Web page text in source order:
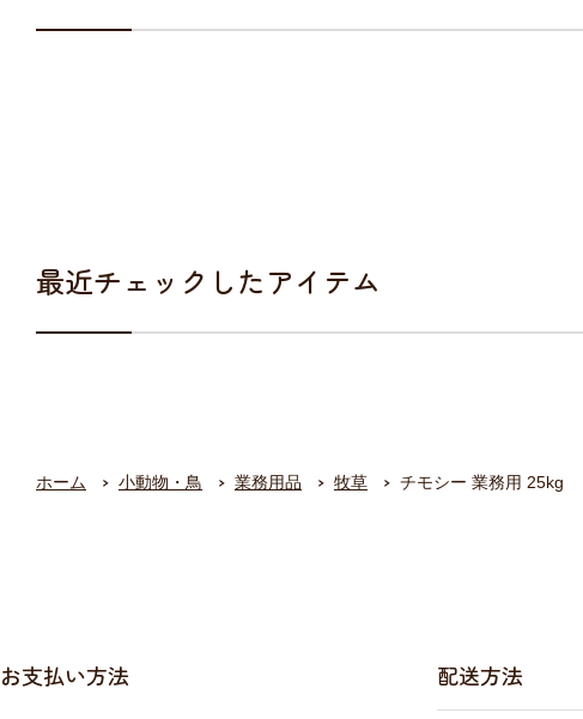
最近チェックしたアイテム
ホーム 小動物・鳥 業務用品 牧草 チモシー 業務用 25kg
お支払い方法 配送方法